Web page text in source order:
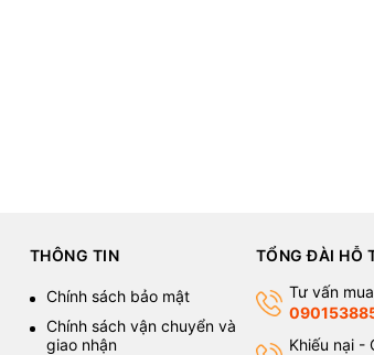
THÔNG TIN
Chính sách bảo mật
Chính sách vận chuyển và
giao nhận
TỔNG ĐÀI HỖ
Tư vấn
Khiếu nại -